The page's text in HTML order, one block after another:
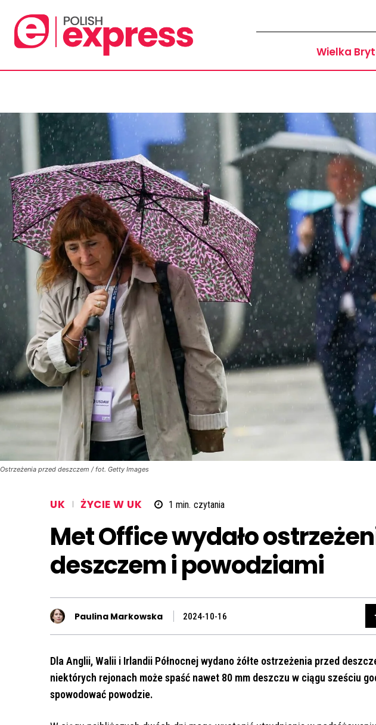
Wielka
Ostrzeżenia przed deszczem / fot. Getty Images
UK ŻYCIE W UK 1 min. czytania
Met Office wydało
deszczem i powodziami
Paulina Markowska 2024-10-16
Dla Anglii, Walii i Irlandii Północnej wydano żółte ostrzeżenia przed
niektórych rejonach może spaść nawet 80 mm deszczu w ciągu sześciu
spowodować powodzie.